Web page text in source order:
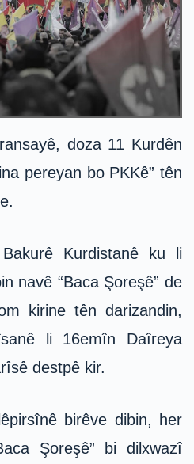
doza 11 Kurdên
pereyan bo PKKê” tên
Kurdistanê ku li
navê “Baca Şoreşê” de
kirine tên darizandin,
li 16emîn Daîreya
destpê kir.
birêve dibin, her
Şoreşê” bi dilxwazî